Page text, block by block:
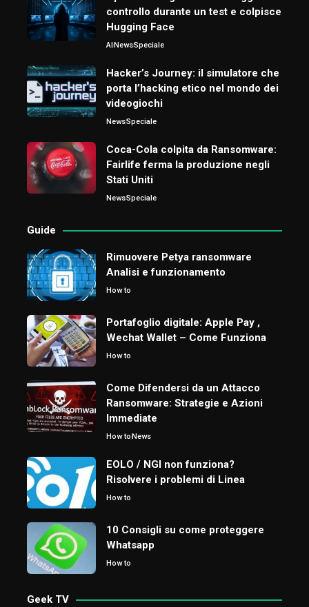
controllo durante un test e colpisce
Hugging Face
AINewsSpeciale
Hacker’s Journey: il simulatore che
porta l’hacking etico nel mondo dei
videogiochi
NewsSpeciale
Coca-Cola colpita da Ransomware:
Fairlife ferma la produzione negli
Stati Uniti
NewsSpeciale
Guide
Rimuovere Petya ransomware
Analisi e funzionamento
How to
Portafoglio digitale: Apple Pay ,
Wechat Wallet – Come Funziona
How to
Come Difendersi da un Attacco
Ransomware: Strategie e Azioni
Immediate
How toNews
EOLO / NGI non funziona?
Risolvere i problemi di Linea
How to
10 Consigli su come proteggere
Whatsapp
How to
Geek TV